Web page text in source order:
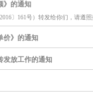
》的通知
〕161号）转发给你们，请遵照
价》的通知
发放工作的通知